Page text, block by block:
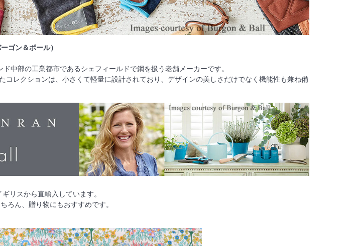
ゴン＆ボール）
中部の工業都市であるシェフィールドで鋼を扱う老舗メーカーです。
コレクションは、小さくて軽量に設計されており、デザインの美しさだけでなく機能性も兼ね備
リスから直輸入しています。
ろん、贈り物にもおすすめです。